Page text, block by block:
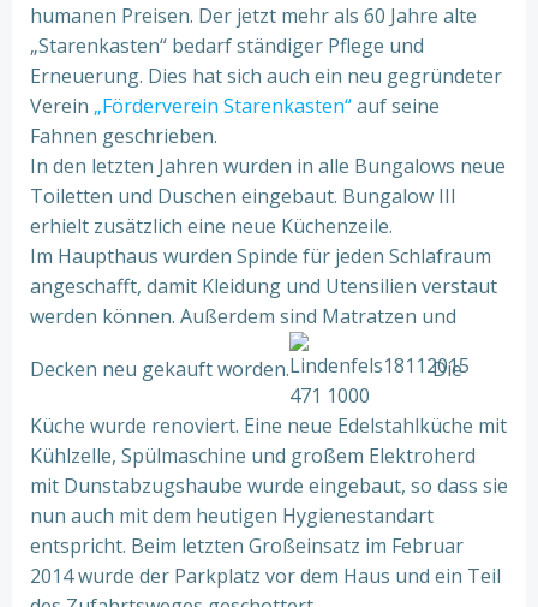
humanen Preisen. Der jetzt mehr als 60 Jahre alte
„Starenkasten“ bedarf ständiger Pflege und
Erneuerung. Dies hat sich auch ein neu gegründeter
Verein „Förderverein Starenkasten“auf seine
Fahnen geschrieben.
In den letzten Jahren wurden in alle Bungalows neue
Toiletten und Duschen eingebaut. Bungalow III
erhielt zusätzlich eine neue Küchenzeile.
Im Haupthaus wurden Spinde für jeden Schlafraum
angeschafft, damit Kleidung und Utensilien verstaut
werden können. Außerdem sind Matratzen und
Decken neu gekauft worden. Die
Küche wurde renoviert. Eine neue Edelstahlküche mit
Kühlzelle, Spülmaschine und großem Elektroherd
mit Dunstabzugshaube wurde eingebaut, so dass sie
nun auch mit dem heutigen Hygienestandart
entspricht. Beim letzten Großeinsatz im Februar
2014 wurde der Parkplatz vor dem Haus und ein Teil